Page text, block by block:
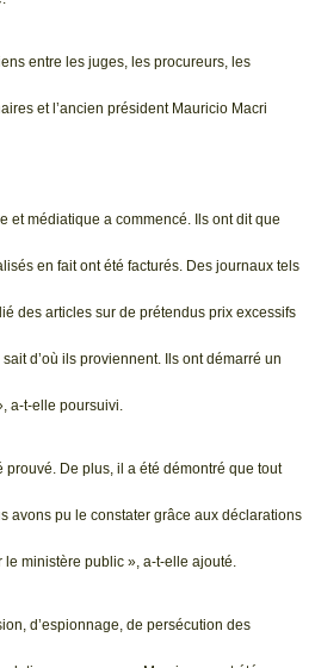
entre les juges, les procureurs, les
et l’ancien président Mauricio Macri
et médiatique a commencé. Ils ont dit que
en fait ont été facturés. Des journaux tels
des articles sur de prétendus prix excessifs
d’où ils proviennent. Ils ont démarré un
a-t-elle poursuivi.
prouvé. De plus, il a été démontré que tout
avons pu le constater grâce aux déclarations
ministère public », a-t-elle ajouté.
d’espionnage, de persécution des